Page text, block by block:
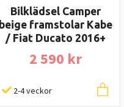
Bilklädsel Camper
beige framstolar Kabe
/ Fiat Ducato 2016+
2 590 kr
2-4 veckor